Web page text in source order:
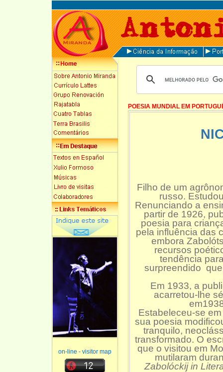
on-line - visitor map
POESIA MUNDIAL EM
Filho de um
russo.
Renunciando a
partir de 1926,
poesia para
pela influência das
embora
recursos
tendência
surpreendido
Em 1933, a
acarretou-lhe
Estabeleceu-se
sua poesia
tranquilo,
transformado. O
que o visitou em
mutilaram
Zabolóckij in